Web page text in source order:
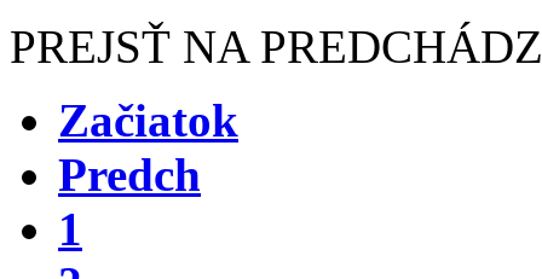
PREJSŤ NA
Začiatok
Predch
1